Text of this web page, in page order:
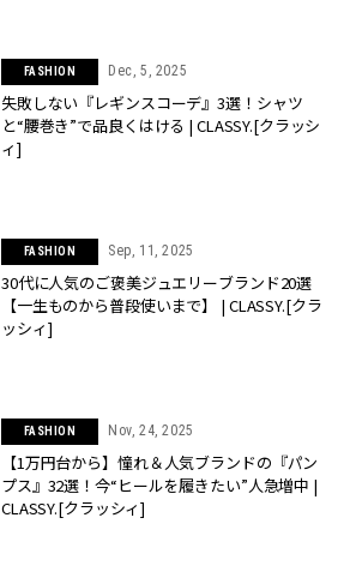
FASHION Dec, 5, 2025
失敗しない『レギンスコーデ』3選！シャツ
と“腰巻き”で品良くはける | CLASSY.[クラッシ
ィ]
FASHION Sep, 11, 2025
30代に人気のご褒美ジュエリーブランド20選
【一生ものから普段使いまで】 | CLASSY.[クラ
ッシィ]
FASHION Nov, 24, 2025
【1万円台から】憧れ＆人気ブランドの『パン
プス』32選！今“ヒールを履きたい”人急増中 |
CLASSY.[クラッシィ]